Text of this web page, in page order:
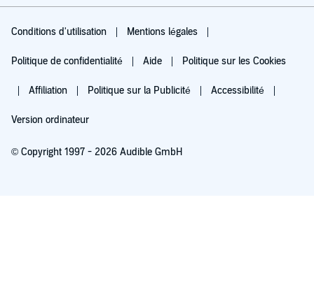
Conditions d'utilisation Mentions légales
Politique de confidentialité Aide Politique sur les Cookies
Affiliation Politique sur la Publicité Accessibilité
Version ordinateur
© Copyright 1997 - 2026 Audible GmbH